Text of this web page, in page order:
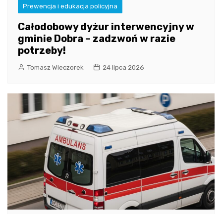
Prewencja i edukacja policyjna
Całodobowy dyżur interwencyjny w
gminie Dobra – zadzwoń w razie
potrzeby!
Tomasz Wieczorek 24 lipca 2026